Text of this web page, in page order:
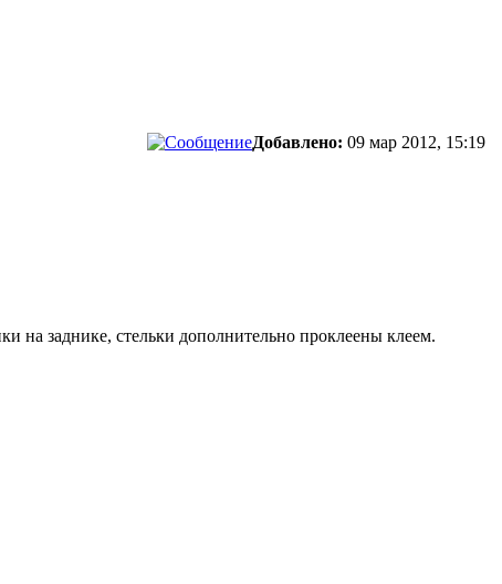
Добавлено: 09 мар 2012, 15:19
на заднике, стельки дополнительно проклеены клеем.